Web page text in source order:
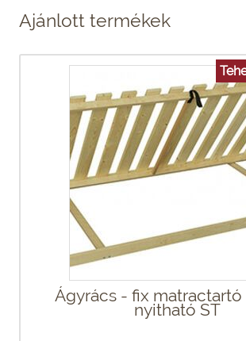
Ajánlott termékek
Ágyrács - fix
nyitható ST